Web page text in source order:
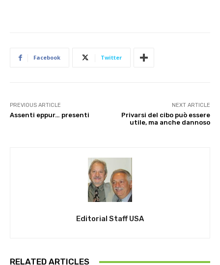
Facebook Twitter
PREVIOUS ARTICLE
Assenti eppur… presenti
NEXT ARTICLE
Privarsi del cibo può essere
utile, ma anche dannoso
Editorial Staff USA
RELATED ARTICLES